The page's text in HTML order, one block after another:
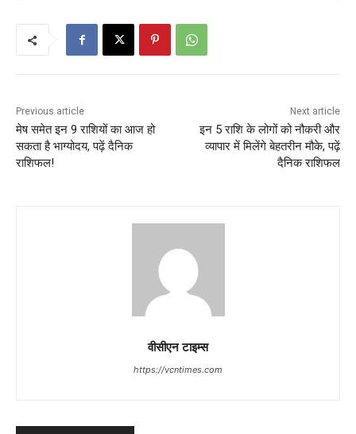
Previous article
मेष समेत इन 9 राशियों का आज हो
सकता है भाग्योदय, पढ़ें दैनिक
राशिफल!
Next article
इन 5 राशि के लोगों को नौकरी और
व्यापार में मिलेंगे बेहतरीन मौके, पढ़ें
दैनिक राशिफल
वीसीएन टाइम्स
https://vcntimes.com